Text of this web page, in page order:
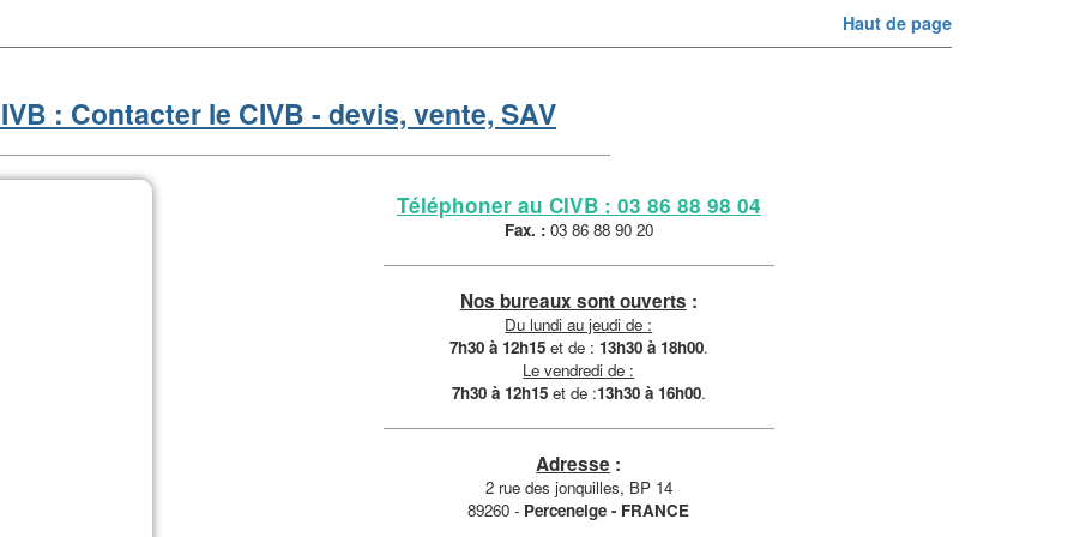
Haut de page
: Contacter le CIVB - devis, vente, SAV
Téléphoner au CIVB : 03 86 88 98 04
Fax. :03 86 88 90 20
Nos bureaux sont ouverts :
Du lundi au jeudi de :
7h30 à 12h15et de : 13h30 à 18h00.
Le vendredi de :
7h30 à 12h15et de :13h30 à 16h00.
Adresse :
2 rue des jonquilles, BP 14
89260 - Perceneige - FRANCE